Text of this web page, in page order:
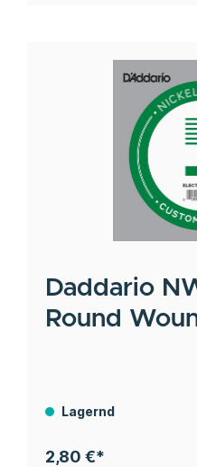
Daddario
Round
Lagernd
2,80 €*